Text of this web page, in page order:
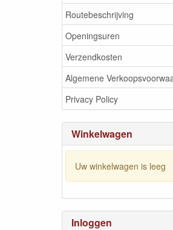
Routebeschrijving
Openingsuren
Verzendkosten
Algemene
Privacy Policy
Winkelwagen
Uw winkelwagen is leeg
Inloggen